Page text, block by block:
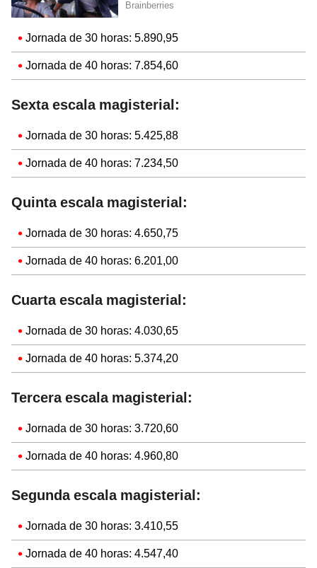
Jornada de 30 horas: 5.890,95
Jornada de 40 horas: 7.854,60
Sexta escala magisterial:
Jornada de 30 horas: 5.425,88
Jornada de 40 horas: 7.234,50
Quinta escala magisterial:
Jornada de 30 horas: 4.650,75
Jornada de 40 horas: 6.201,00
Cuarta escala magisterial:
Jornada de 30 horas: 4.030,65
Jornada de 40 horas: 5.374,20
Tercera escala magisterial:
Jornada de 30 horas: 3.720,60
Jornada de 40 horas: 4.960,80
Segunda escala magisterial:
Jornada de 30 horas: 3.410,55
Jornada de 40 horas: 4.547,40